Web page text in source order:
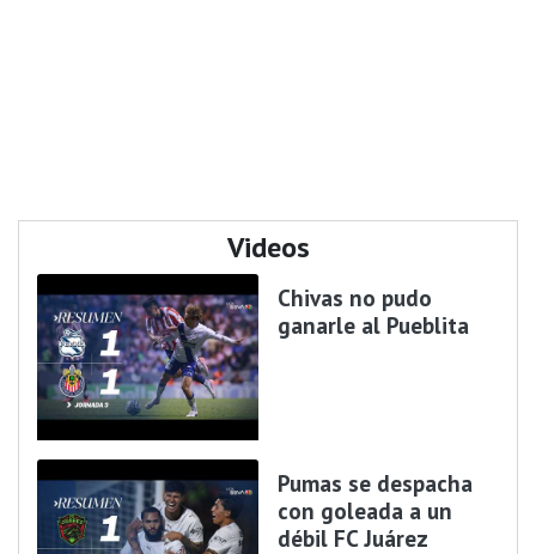
Videos
Chivas no pudo
ganarle al Pueblita
Pumas se despacha
con goleada a un
débil FC Juárez